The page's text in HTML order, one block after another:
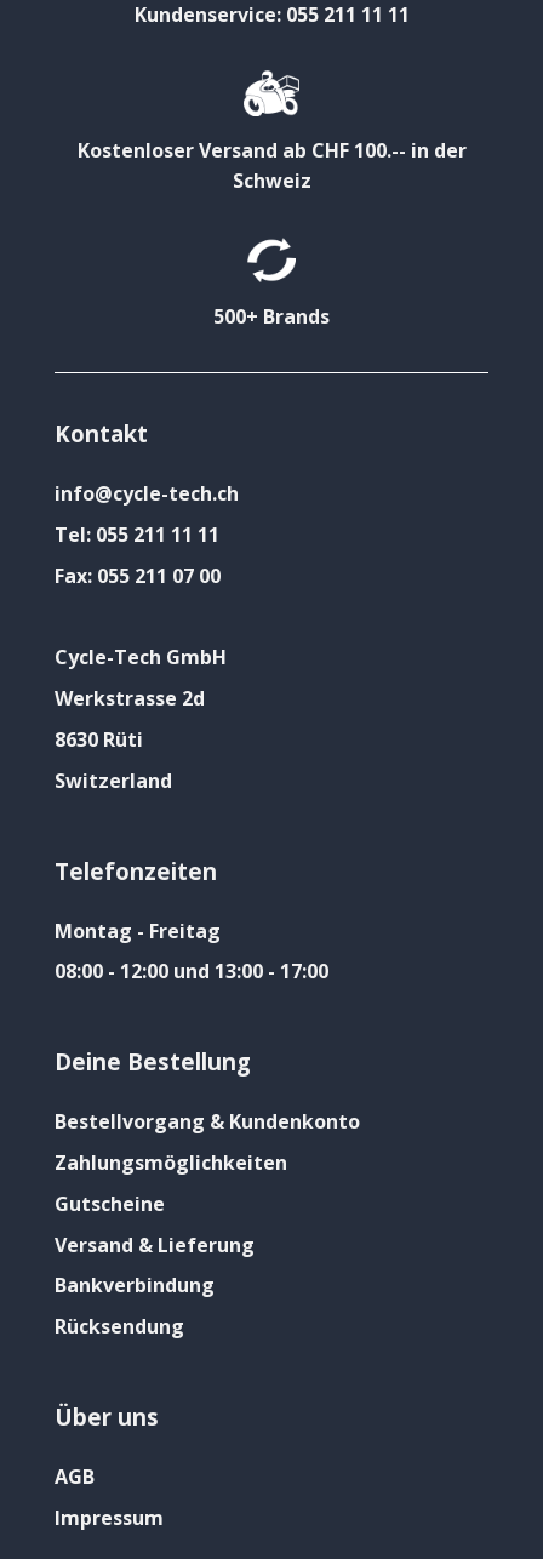
Kundenservice: 055 211 11 11
Kostenloser Versand ab CHF 100.-- in der
Schweiz
500+ Brands
Kontakt
info@cycle-tech.ch
Tel: 055 211 11 11
Fax: 055 211 07 00
Cycle-Tech GmbH
Werkstrasse 2d
8630 Rüti
Switzerland
Telefonzeiten
Montag - Freitag
08:00 - 12:00 und 13:00 - 17:00
Deine Bestellung
Bestellvorgang & Kundenkonto
Zahlungsmöglichkeiten
Gutscheine
Versand & Lieferung
Bankverbindung
Rücksendung
Über uns
AGB
Impressum